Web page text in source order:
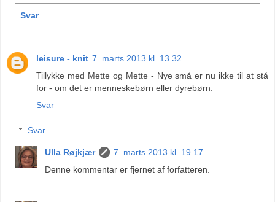
Svar
leisure - knit 7. marts 2013 kl. 13.32
Tillykke med Mette og Mette - Nye små er nu ikke til at stå
for - om det er menneskebørn eller dyrebørn.
Svar
Svar
Ulla Røjkjær
7. marts 2013 kl. 19.17
Denne kommentar er fjernet af forfatteren.